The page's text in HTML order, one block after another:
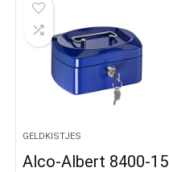
GELDKISTJES
Alco-Albert 8400-15